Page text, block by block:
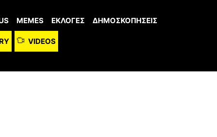
MEMES ΕΚΛΟΓΕΣ ΔΗΜΟΣΚΟΠΗΣΕΙΣ
VIDEOS